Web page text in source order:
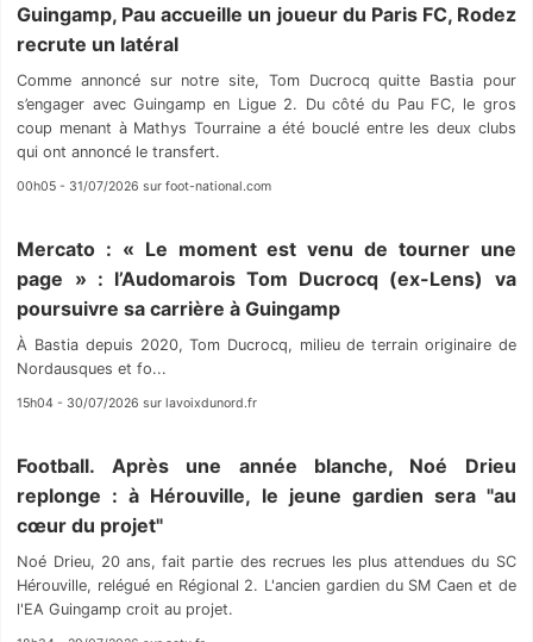
Guingamp, Pau accueille un joueur du Paris FC, Rodez
recrute un latéral
Comme annoncé sur notre site, Tom Ducrocq quitte Bastia pour
s’engager avec Guingamp en Ligue 2. Du côté du Pau FC, le gros
coup menant à Mathys Tourraine a été bouclé entre les deux clubs
qui ont annoncé le transfert.
00h05 - 31/07/2026 sur foot-national.com
Mercato : « Le moment est venu de tourner une
page » : l’Audomarois Tom Ducrocq (ex-Lens) va
poursuivre sa carrière à Guingamp
À Bastia depuis 2020, Tom Ducrocq, milieu de terrain originaire de
Nordausques et fo...
15h04 - 30/07/2026 sur lavoixdunord.fr
Football. Après une année blanche, Noé Drieu
replonge : à Hérouville, le jeune gardien sera "au
cœur du projet"
Noé Drieu, 20 ans, fait partie des recrues les plus attendues du SC
Hérouville, relégué en Régional 2. L'ancien gardien du SM Caen et de
l'EA Guingamp croit au projet.